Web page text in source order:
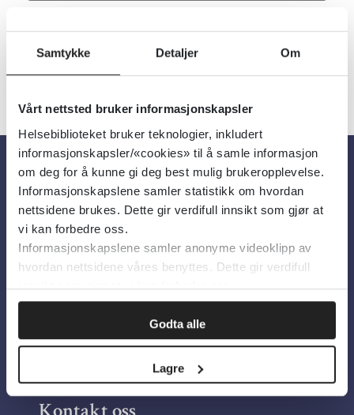
Samtykke Detaljer Om
Vårt nettsted bruker informasjonskapsler
Helsebiblioteket bruker teknologier, inkludert
informasjonskapsler/«cookies» til å samle informasjon
om deg for å kunne gi deg best mulig brukeropplevelse.
Informasjonskapslene samler statistikk om hvordan
nettsidene brukes. Dette gir verdifull innsikt som gjør at
vi kan forbedre oss.
Informasjonskapslene samler anonyme videoklipp av
hvordan nettsidene våres benyttes. Dette gir verdifull
innsikt som gjør at vi kan forbedre oss.
Godta alle
Lagre
Om oss
Om Helsebiblioteket
Personvern og informasjonskapsler
Tilgjengelighetserklæring
Information in English
Bilder fra Colourbox.com